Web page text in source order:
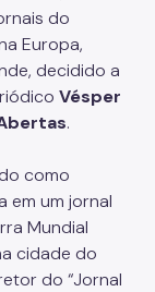
do
Europa,
decidido a
Vésper
.
como
em um jornal
Mundial
cidade do
do “Jornal